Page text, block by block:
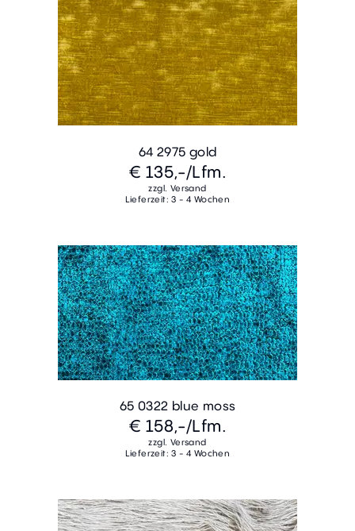
64 2975 gold
€ 135,-/Lfm.
zzgl. Versand
Lieferzeit: 3 - 4 Wochen
65 0322 blue moss
€ 158,-/Lfm.
zzgl. Versand
Lieferzeit: 3 - 4 Wochen